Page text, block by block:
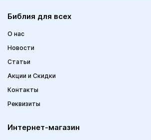
Библия для всех
О нас
Новости
Статьи
Акции и Скидки
Контакты
Реквизиты
Интернет-магазин